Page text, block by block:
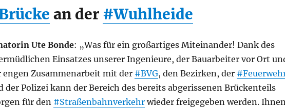
an der #Wuhlheide
Ute Bonde: „Was für ein großartiges Miteinander! Dank des
Einsatzes unserer Ingenieure, der Bauarbeiter vor Ort
engen Zusammenarbeit mit der #BVG, den Bezirken, der
der Polizei kann der Bereich des bereits abgerissenen Brückenteils
für den #Straßenbahnverkehrwieder freigegeben werden.